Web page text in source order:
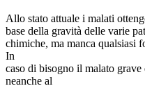
Allo stato attuale i malati
base della gravità delle varie
chimiche, ma manca qualsiasi
In
caso di bisogno il malato
neanche al